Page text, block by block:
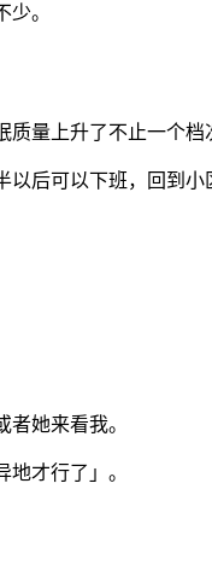
。
量上升了不止一个档
以后可以下班，回到
她来看我。
才行了」。